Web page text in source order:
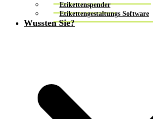
Etikettenspender
Etikettengestaltungs Software
Wussten Sie?